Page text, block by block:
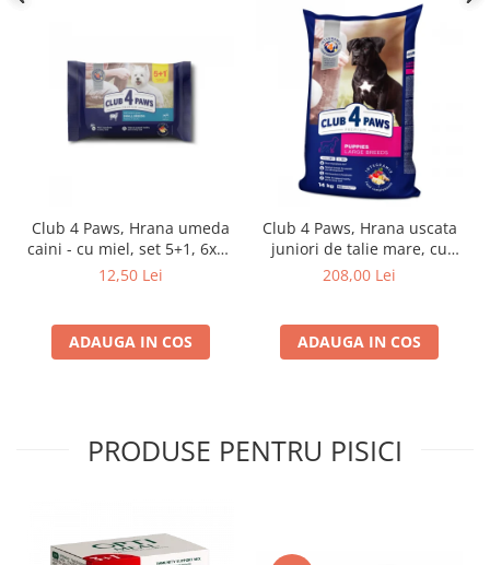
Club 4 Paws, Hrana umeda
caini - cu miel, set 5+1, 6x80
g
12,50 Lei
ADAUGA IN COS
Club 4 Paws, Hrana uscata
juniori de talie mare, cu
pui, 14kg
208,00 Lei
ADAUGA IN COS
PRODUSE PENTRU PISICI